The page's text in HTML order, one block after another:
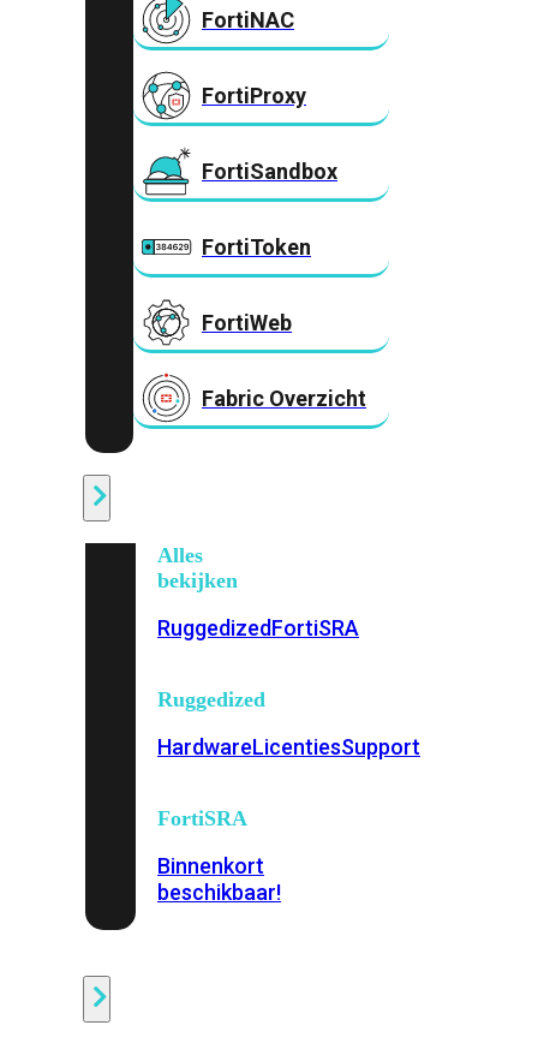
FortiNAC
FortiProxy
FortiSandbox
FortiToken
FortiWeb
Fabric Overzicht
Alles
bekijken
RuggedizedFortiSRA
Ruggedized
HardwareLicentiesSupport
FortiSRA
Binnenkort
beschikbaar!